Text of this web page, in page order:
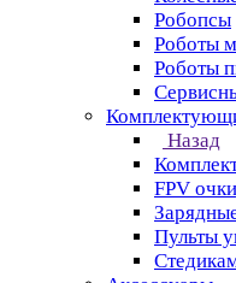
Робопсы
Роботы
Роботы
Назад
FPV
Пульты